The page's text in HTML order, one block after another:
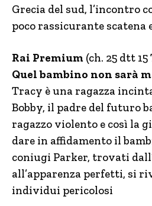
Grecia del sud, l’incontro
poco rassicurante
Rai Premium (ch. 25 dtt
Quel bambino non sarà
Tracy è una ragazza
Bobby, il padre del futuro
ragazzo violento e così la
dare in affidamento il
coniugi Parker, trovati
all’apparenza perfetti, si
individui pericolosi